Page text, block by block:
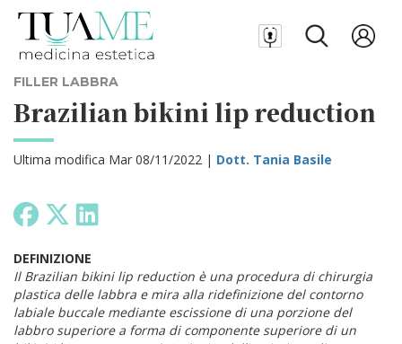
FILLER LABBRA
Brazilian bikini lip reduction
Ultima modifica Mar 08/11/2022 | Dott. Tania Basile
DEFINIZIONE
Il Brazilian bikini lip reduction è una procedura di chirurgia
plastica delle labbra e mira alla ridefinizione del contorno
labiale buccale mediante escissione di una porzione del
labbro superiore a forma di componente superiore di un